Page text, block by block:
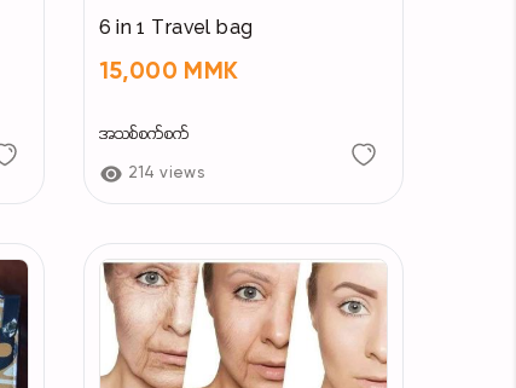
6 in 1 Travel bag
15,000 MMK
အသစ်စက်စက်
214 views